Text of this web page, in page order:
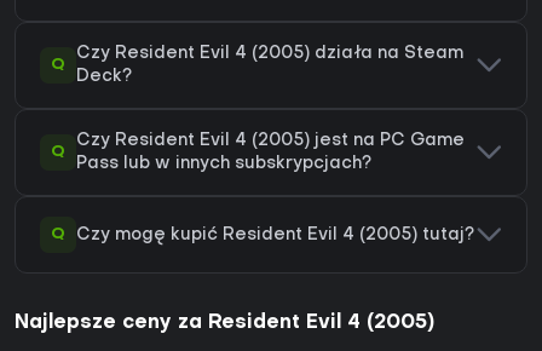
Q
Czy Resident Evil 4 (2005) działa na Steam
Deck?
Q
Czy Resident Evil 4 (2005) jest na PC Game
Pass lub w innych subskrypcjach?
Q Czy mogę kupić Resident Evil 4 (2005) tutaj?
Najlepsze ceny za Resident Evil 4 (2005)